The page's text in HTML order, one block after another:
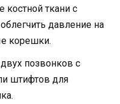
ткани с
давление на
корешки.
позвонков с
штифтов для